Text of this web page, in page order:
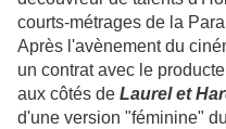
courts-métrages de la
Après l'avènement du
un contrat avec le
aux côtés de Laurel et
d'une version "féminine"